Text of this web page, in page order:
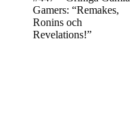
Gamers: “Remakes,
Ronins och
Revelations!”